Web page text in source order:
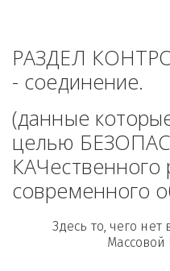
РАЗДЕЛ
- соединение.
(данные
целью
КАЧественного
современного
Здесь то, чего нет